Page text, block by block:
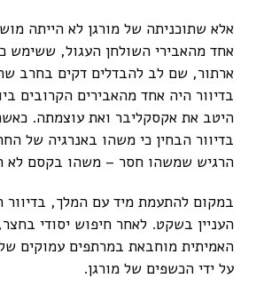
אלא שתוכניתה של מורגן לא הייתה
אחד מהאבירי השולחן העגול, ששימש
ארתור, שם לב להבדלים דקים בחרב
בדיוור היה אחד מהאבירים הקרובים
היטב את אקסקליבר ואת עוצמתה.
בדיוור הבחין כי משהו באנרגיה של
הרגיש שמשהו חסר – משהו בקסם לא
במקום להתעמת מיד עם המלך, בדיוור
העניין בשקט. לאחר חיפוש יסודי
האמיתית מוחבאת במרתפים עמוקים
על ידי הכשפים של מורגן.